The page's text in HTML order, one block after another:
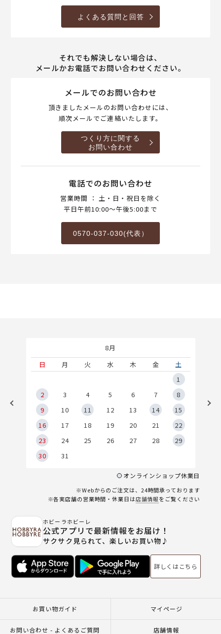
よくある質問と回答
それでも解決しない場合は、
メールかお電話でお問い合わせください。
メールでのお問い合わせ
頂きましたメールのお問い合わせには、
順次メールでご連絡いたします。
つくり方に関する
お問い合わせ
電話でのお問い合わせ
営業時間 ： 土・日・祝日を除く
平日午前10:00～午後5:00まで
0570-037-030(代表）
8月
日
月 火 水 木 金
土
1
2
3 4 5 6 7
8
9
10 11 12 13 14
15
16
17 18 19 20 21
22
23
24 25 26 27 28
29
30
31
オンラインショップ休業日
※Webからのご注文は、24時間承っております
※各実店舗の営業時間・休業日は店舗情報をご覧ください
ホビーラホビーレ
公式アプリで最新情報をお届け！
サクサク見られて、楽しいお買い物♪
詳しくはこちら
お買い物ガイド マイページ
お問い合わせ - よくあるご質問 店舗情報